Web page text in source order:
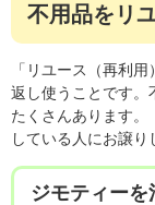
不用品をリ
「リユース（再利
返し使うことです。
たくさんあります。
している人にお譲り
ジモティーを